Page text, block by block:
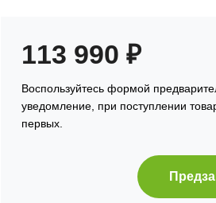
113 990 ₽
Воспользуйтесь формой
уведомление, при поступлении
первых.